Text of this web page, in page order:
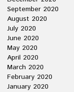
September 2020
August 2020
July 2020
June 2020
May 2020
April 2020
March 2020
February 2020
January 2020